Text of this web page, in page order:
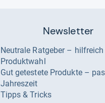
Newsletter
Neutrale Ratgeber – hilfreich für Ihre
Produktwahl
Gut getestete Produkte – passend zur
Jahreszeit
Tipps & Tricks